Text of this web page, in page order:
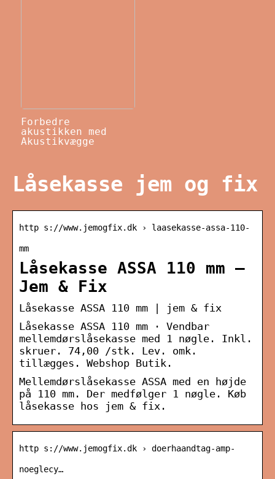
Forbedre
akustikken med
Akustikvægge
Låsekasse jem og fix
http s://www.jemogfix.dk › laasekasse-assa-110-
mm
Låsekasse ASSA 110 mm –
Jem & Fix
Låsekasse ASSA 110 mm | jem & fix
Låsekasse ASSA 110 mm · Vendbar
mellemdørslåsekasse med 1 nøgle. Inkl.
skruer. 74,00 /stk. Lev. omk.
tillægges. Webshop Butik.
Mellemdørslåsekasse ASSA med en højde
på 110 mm. Der medfølger 1 nøgle. Køb
låsekasse hos jem & fix.
http s://www.jemogfix.dk › doerhaandtag-amp-
noeglecy…